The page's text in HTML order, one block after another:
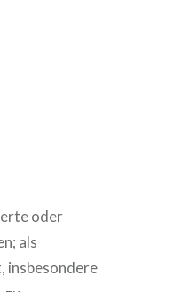
oder
als
insbesondere